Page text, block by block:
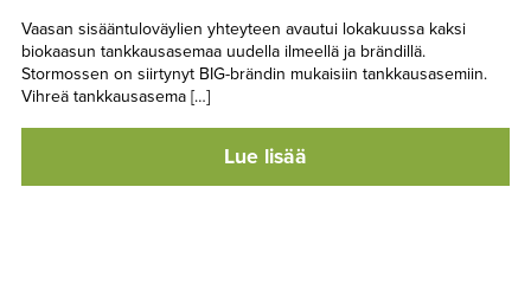
Vaasan sisääntuloväylien yhteyteen avautui lokakuussa kaksi
biokaasun tankkausasemaa uudella ilmeellä ja brändillä.
Stormossen on siirtynyt BIG-brändin mukaisiin tankkausasemiin.
Vihreä tankkausasema […]
Lue lisää